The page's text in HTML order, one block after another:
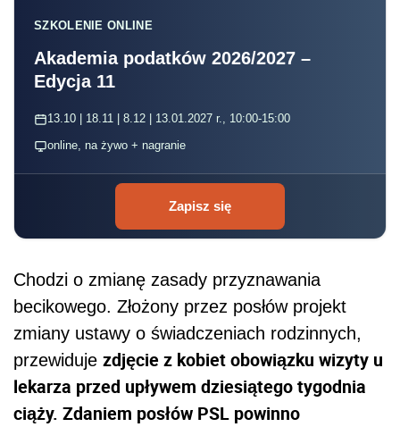
SZKOLENIE ONLINE
Akademia podatków 2026/2027 –
Edycja 11
13.10 | 18.11 | 8.12 | 13.01.2027 r., 10:00-15:00
online, na żywo + nagranie
Zapisz się
Chodzi o zmianę zasady przyznawania
becikowego. Złożony przez posłów projekt
zmiany ustawy o świadczeniach rodzinnych,
przewiduje zdjęcie z kobiet obowiązku wizyty u
lekarza przed upływem dziesiątego tygodnia
ciąży. Zdaniem posłów PSL powinno